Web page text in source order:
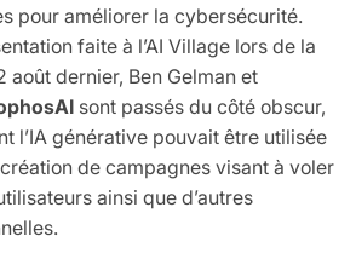
pour améliorer la cybersécurité.
faite à l’AI Village lors de la
août dernier, Ben Gelman et
sont passés du côté obscur,
l’IA générative pouvait être utilisée
de campagnes visant à voler
ainsi que d’autres